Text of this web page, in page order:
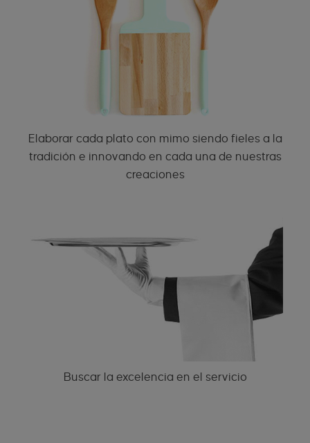
Elaborar cada plato con mimo siendo fieles a la
tradición e innovando en cada una de nuestras
creaciones
Buscar la excelencia en el servicio